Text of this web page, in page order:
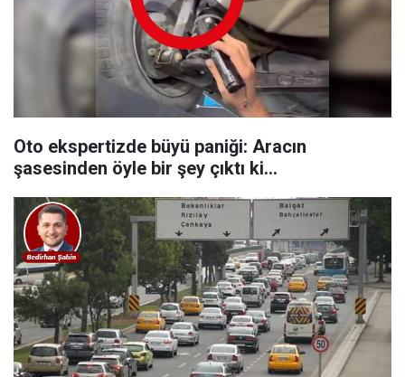
Oto ekspertizde büyü paniği: Aracın
şasesinden öyle bir şey çıktı ki…